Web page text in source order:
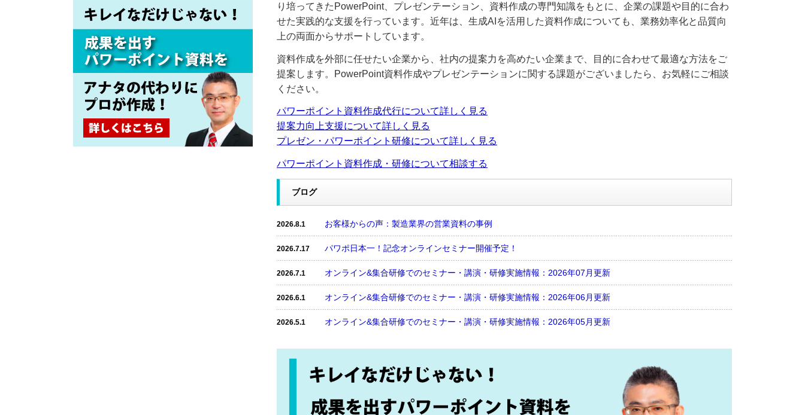
り培ってきたPowerPoint、プレゼンテーション、資料作成の専門知識をもとに、企業の課題や目的に合わ
せた実践的な支援を行っています。近年は、生成AIを活用した資料作成についても、業務効率化と品質向
上の両面からサポートしています。
資料作成を外部に任せたい企業から、社内の提案力を高めたい企業まで、目的に合わせて最適な方法をご
提案します。PowerPoint資料作成やプレゼンテーションに関する課題がございましたら、お気軽にご相談
ください。
パワーポイント資料作成代行について詳しく見る
提案力向上支援について詳しく見る
プレゼン・パワーポイント研修について詳しく見る
パワーポイント資料作成・研修について相談する
ブログ
2026.8.1 お客様からの声：製造業界の営業資料の事例
2026.7.17 パワポ日本一！記念オンラインセミナー開催予定！
2026.7.1 オンライン&集合研修でのセミナー・講演・研修実施情報：2026年07月更新
2026.6.1 オンライン&集合研修でのセミナー・講演・研修実施情報：2026年06月更新
2026.5.1 オンライン&集合研修でのセミナー・講演・研修実施情報：2026年05月更新